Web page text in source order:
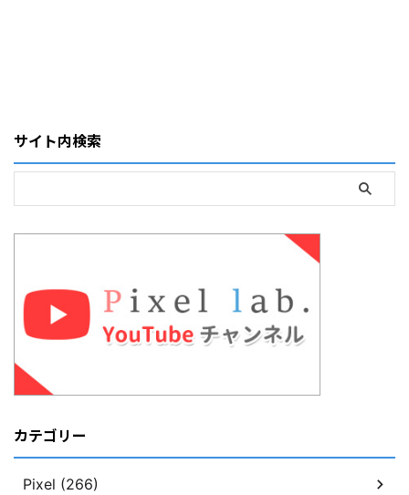
サイト内検索
カテゴリー
Pixel (266)